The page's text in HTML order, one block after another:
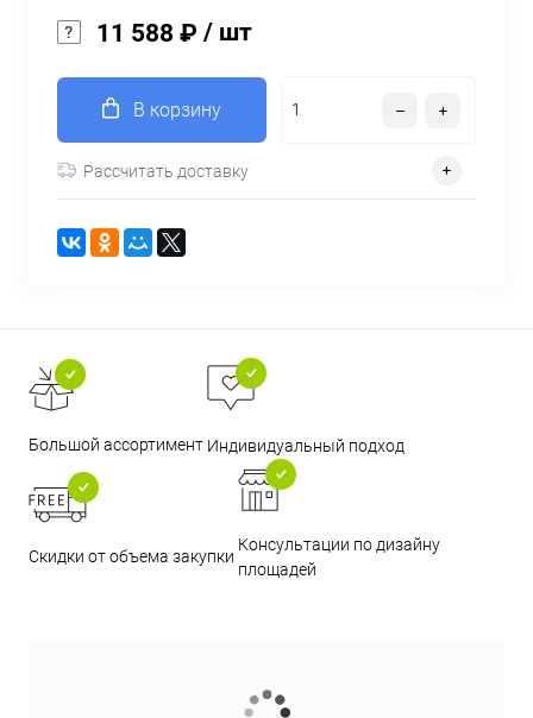
11 588 ₽ / шт
В корзину
Рассчитать доставку
Большой ассортимент Индивидуальный подход
Скидки от объема закупки
Консультации по дизайну
площадей